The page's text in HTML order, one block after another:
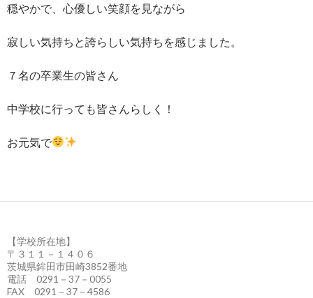
穏やかで、心優しい笑顔を見ながら
寂しい気持ちと誇らしい気持ちを感じました。
７名の卒業生の皆さん
中学校に行っても皆さんらしく！
お元気で
【学校所在地】
〒３１１－１４０６
茨城県鉾田市田崎3852番地
電話 0291－37－0055
FAX 0291－37－4586